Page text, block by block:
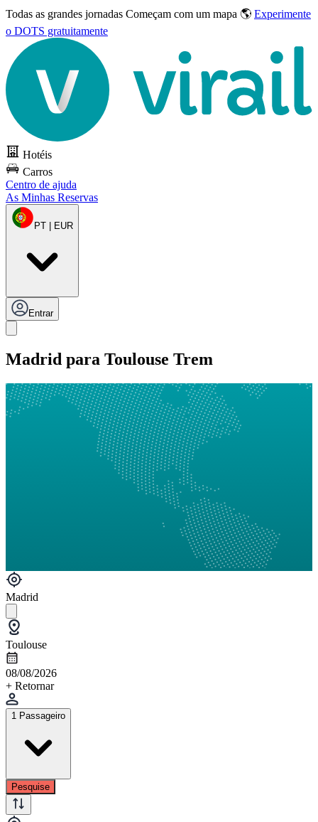
Todas as grandes jornadas Começam com um mapa 🌎 Experimente
o DOTS gratuitamente
Hotéis
Carros
Centro de ajuda
As Minhas Reservas
PT | EUR
Entrar
Madrid para Toulouse Trem
Madrid
Toulouse
08/08/2026
+ Retornar
1 Passageiro
Pesquise